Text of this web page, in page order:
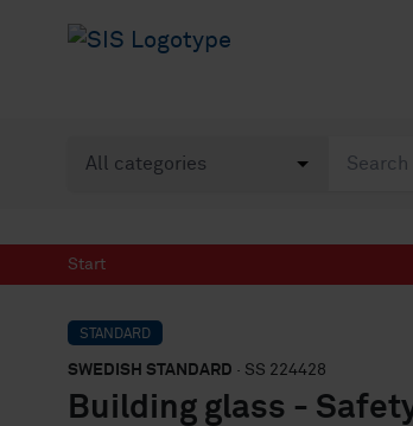
Start
STANDARD
SWEDISH STANDARD · SS 224428
Building glass -